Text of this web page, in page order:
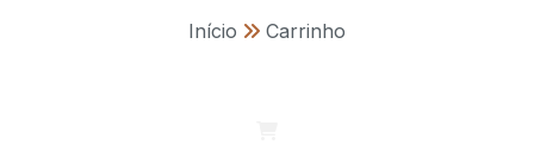
Início » Carrinho